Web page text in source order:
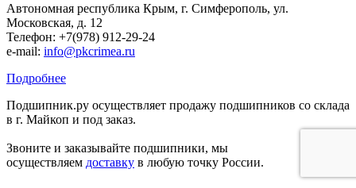
Автономная республика Крым, г. Симферополь, ул.
Московская, д. 12
Телефон: +7(978) 912-29-24
е-mail: info@pkcrimea.ru
Подробнее
Подшипник.ру осуществляет продажу подшипников со склада
в г. Майкоп и под заказ.
Звоните и заказывайте подшипники, мы
осуществляем доставку в любую точку России.